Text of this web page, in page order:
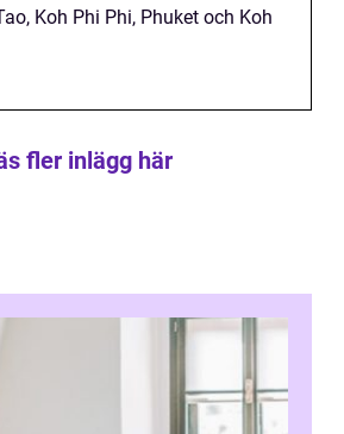
Koh Phi Phi, Phuket och Koh
fler inlägg här